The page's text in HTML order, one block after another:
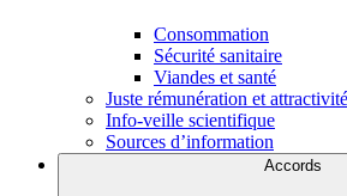
Consommation
Sécurité sanitaire
Viandes et santé
Juste rémunération et
Info-veille scientifique
Sources d’information
Accords